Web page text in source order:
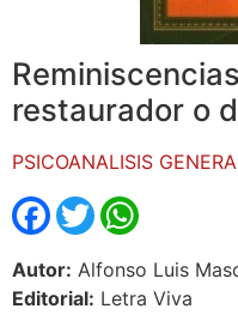
restaurador o
PSICOANALISIS
Facebook
Twitter
Autor: Alfonso Luis
Editorial: Letra Viva